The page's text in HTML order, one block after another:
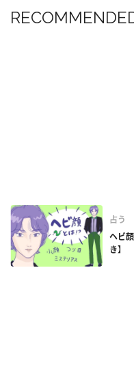
占う
ヘビ
き】